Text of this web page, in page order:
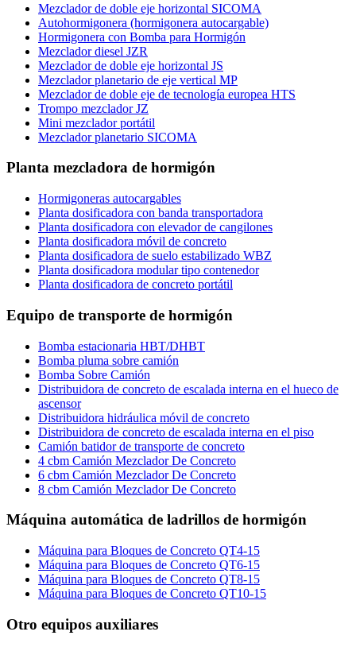
Mezclador de doble eje horizontal SICOMA
Autohormigonera (hormigonera autocargable)
Hormigonera con Bomba para Hormigón
Mezclador diesel JZR
Mezclador de doble eje horizontal JS
Mezclador planetario de eje vertical MP
Mezclador de doble eje de tecnología europea HTS
Trompo mezclador JZ
Mini mezclador portátil
Mezclador planetario SICOMA
Planta mezcladora de hormigón
Hormigoneras autocargables
Planta dosificadora con banda transportadora
Planta dosificadora con elevador de cangilones
Planta dosificadora móvil de concreto
Planta dosificadora de suelo estabilizado WBZ
Planta dosificadora modular tipo contenedor
Planta dosificadora de concreto portátil
Equipo de transporte de hormigón
Bomba estacionaria HBT/DHBT
Bomba pluma sobre camión
Bomba Sobre Camión
Distribuidora de concreto de escalada interna en el hueco de
ascensor
Distribuidora hidráulica móvil de concreto
Distribuidora de concreto de escalada interna en el piso
Camión batidor de transporte de concreto
4 cbm Camión Mezclador De Concreto
6 cbm Camión Mezclador De Concreto
8 cbm Camión Mezclador De Concreto
Máquina automática de ladrillos de hormigón
Máquina para Bloques de Concreto QT4-15
Máquina para Bloques de Concreto QT6-15
Máquina para Bloques de Concreto QT8-15
Máquina para Bloques de Concreto QT10-15
Otro equipos auxiliares